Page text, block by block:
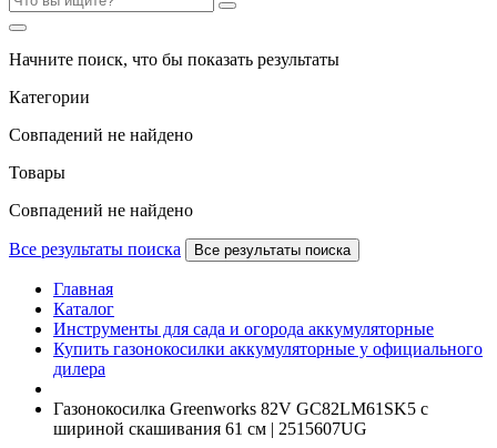
Начните поиск, что бы показать результаты
Категории
Совпадений не найдено
Товары
Совпадений не найдено
Все результаты поиска Все результаты поиска
Главная
Каталог
Инструменты для сада и огорода аккумуляторные
Купить газонокосилки аккумуляторные у официального
дилера
Газонокосилка Greenworks 82V GC82LM61SK5 с
шириной скашивания 61 см | 2515607UG